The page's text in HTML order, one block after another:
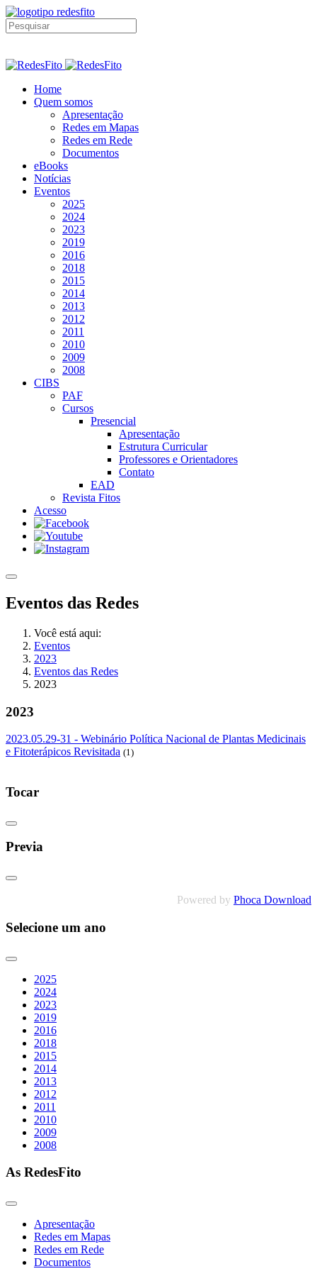
Home
Quem somos
Apresentação
Redes em Mapas
Redes em Rede
Documentos
eBooks
Notícias
Eventos
2025
2024
2023
2019
2016
2018
2015
2014
2013
2012
2011
2010
2009
2008
CIBS
PAF
Cursos
Presencial
Apresentação
Estrutura Curricular
Professores e Orientadores
Contato
EAD
Revista Fitos
Acesso
Eventos das Redes
Você está aqui:
Eventos
2023
Eventos das Redes
2023
2023
2023.05.29-31 - Webinário Política Nacional de Plantas Medicinais
e Fitoterápicos Revisitada (1)
Tocar
Previa
Powered by Phoca Download
Selecione um ano
2025
2024
2023
2019
2016
2018
2015
2014
2013
2012
2011
2010
2009
2008
As RedesFito
Apresentação
Redes em Mapas
Redes em Rede
Documentos